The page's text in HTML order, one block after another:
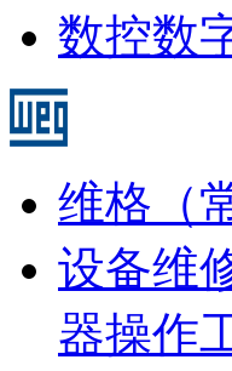
数控数
维格（
设备维
器操作